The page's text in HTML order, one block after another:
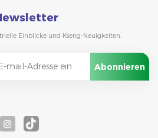
Einblicke und Kseng-Neuigkeiten.